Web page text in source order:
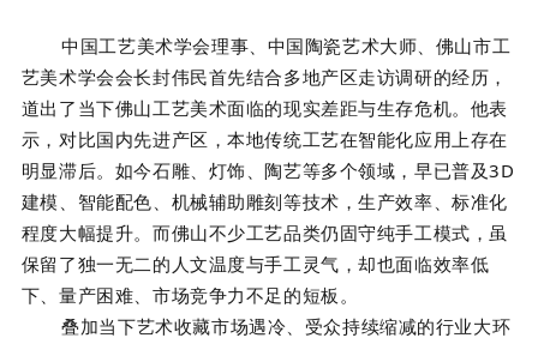
中国工艺美术学会理事、中国陶瓷艺术大师、佛山市工
艺美术学会会长封伟民首先结合多地产区走访调研的经历，
道出了当下佛山工艺美术面临的现实差距与生存危机。他表
示，对比国内先进产区，本地传统工艺在智能化应用上存在
明显滞后。如今石雕、灯饰、陶艺等多个领域，早已普及3D
建模、智能配色、机械辅助雕刻等技术，生产效率、标准化
程度大幅提升。而佛山不少工艺品类仍固守纯手工模式，虽
保留了独一无二的人文温度与手工灵气，却也面临效率低
下、量产困难、市场竞争力不足的短板。
叠加当下艺术收藏市场遇冷、受众持续缩减的行业大环